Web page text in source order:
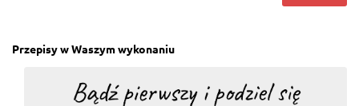
Przepisy w Waszym wykonaniu